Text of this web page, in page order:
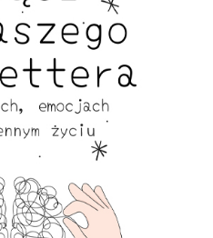
mieć dobry psychoterapeuta?
zawodowe jest
Praca z różnymi pacjentami,
zaburzeń
technik terapeutycznych –
terapeuty. Zwracając się
specjalista pracował już